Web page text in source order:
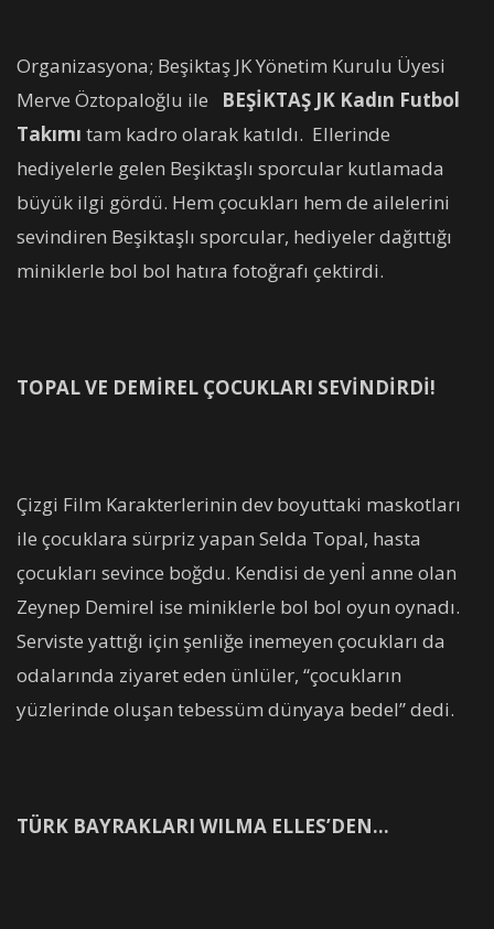
Organizasyona; Beşiktaş JK Yönetim Kurulu Üyesi
Merve Öztopaloğlu ile BEŞİKTAŞ JK Kadın Futbol
Takımı tam kadro olarak katıldı. Ellerinde
hediyelerle gelen Beşiktaşlı sporcular kutlamada
büyük ilgi gördü. Hem çocukları hem de ailelerini
sevindiren Beşiktaşlı sporcular, hediyeler dağıttığı
miniklerle bol bol hatıra fotoğrafı çektirdi.
TOPAL VE DEMİREL ÇOCUKLARI SEVİNDİRDİ!
Çizgi Film Karakterlerinin dev boyuttaki maskotları
ile çocuklara sürpriz yapan Selda Topal, hasta
çocukları sevince boğdu. Kendisi de yenİ anne olan
Zeynep Demirel ise miniklerle bol bol oyun oynadı.
Serviste yattığı için şenliğe inemeyen çocukları da
odalarında ziyaret eden ünlüler, “çocukların
yüzlerinde oluşan tebessüm dünyaya bedel” dedi.
TÜRK BAYRAKLARI WILMA ELLES’DEN…